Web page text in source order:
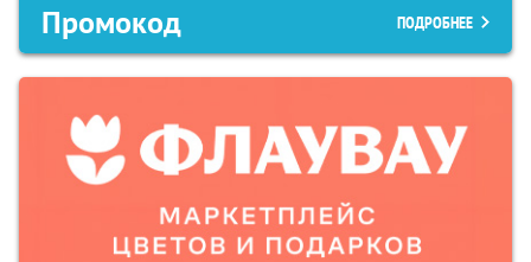
Промокод ПОДРОБНЕЕ